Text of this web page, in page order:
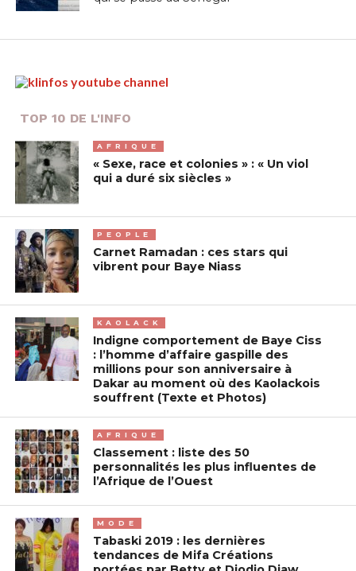
TOP 10 DE L'INFO
AFRIQUE
« Sexe, race et colonies » : « Un viol
qui a duré six siècles »
PEOPLE
Carnet Ramadan : ces stars qui
vibrent pour Baye Niass
KAOLACK
Indigne comportement de Baye Ciss
: l’homme d’affaire gaspille des
millions pour son anniversaire à
Dakar au moment où des Kaolackois
souffrent (Texte et Photos)
AFRIQUE
Classement : liste des 50
personnalités les plus influentes de
l’Afrique de l’Ouest
MODE
Tabaski 2019 : les dernières
tendances de Mifa Créations